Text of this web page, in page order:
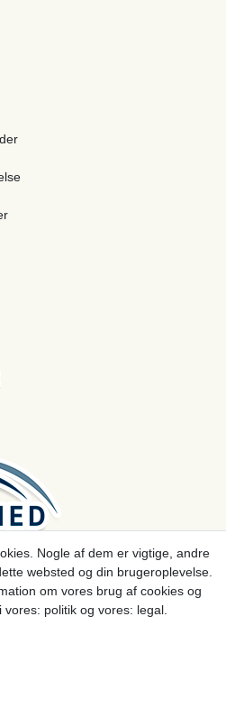
Nogle af dem er vigtige, andre
websted og din brugeroplevelse.
om vores brug af cookies og
politik og vores: legal.